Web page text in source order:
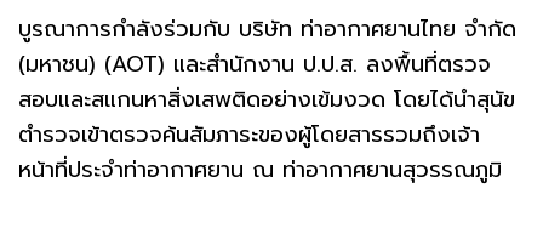
บูรณาการกำลังร่วมกับ บริษัท ท่าอากาศยานไทย จำกัด
(มหาชน) (AOT) และสำนักงาน ป.ป.ส. ลงพื้นที่ตรวจ
สอบและสแกนหาสิ่งเสพติดอย่างเข้มงวด โดยได้นำสุนัข
ตำรวจเข้าตรวจค้นสัมภาระของผู้โดยสารรวมถึงเจ้า
หน้าที่ประจำท่าอากาศยาน ณ ท่าอากาศยานสุวรรณภูมิ